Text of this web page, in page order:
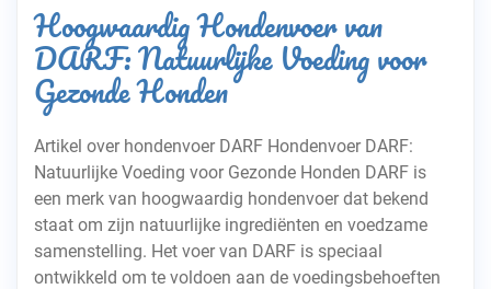
Hoogwaardig Hondenvoer van
DARF: Natuurlijke Voeding voor
Gezonde Honden
Artikel over hondenvoer DARF Hondenvoer DARF:
Natuurlijke Voeding voor Gezonde Honden DARF is
een merk van hoogwaardig hondenvoer dat bekend
staat om zijn natuurlijke ingrediënten en voedzame
samenstelling. Het voer van DARF is speciaal
ontwikkeld om te voldoen aan de voedingsbehoeften